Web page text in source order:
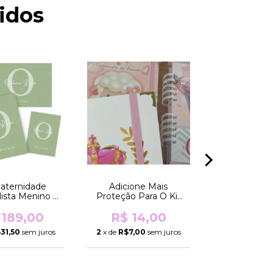
Menino -
Linho Verde)
sem juros
Adicione Mais
Proteção Para O Kit
R$ 14,00
2 x de R$7,00 sem juros